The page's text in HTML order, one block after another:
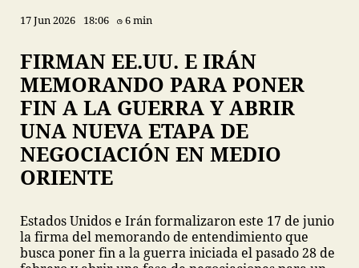
17 Jun 2026 18:06 6 min
FIRMAN EE.UU. E IRÁN
MEMORANDO PARA PONER
FIN A LA GUERRA Y ABRIR
UNA NUEVA ETAPA DE
NEGOCIACIÓN EN MEDIO
ORIENTE
Estados Unidos e Irán formalizaron este 17 de junio
la firma del memorando de entendimiento que
busca poner fin a la guerra iniciada el pasado 28 de